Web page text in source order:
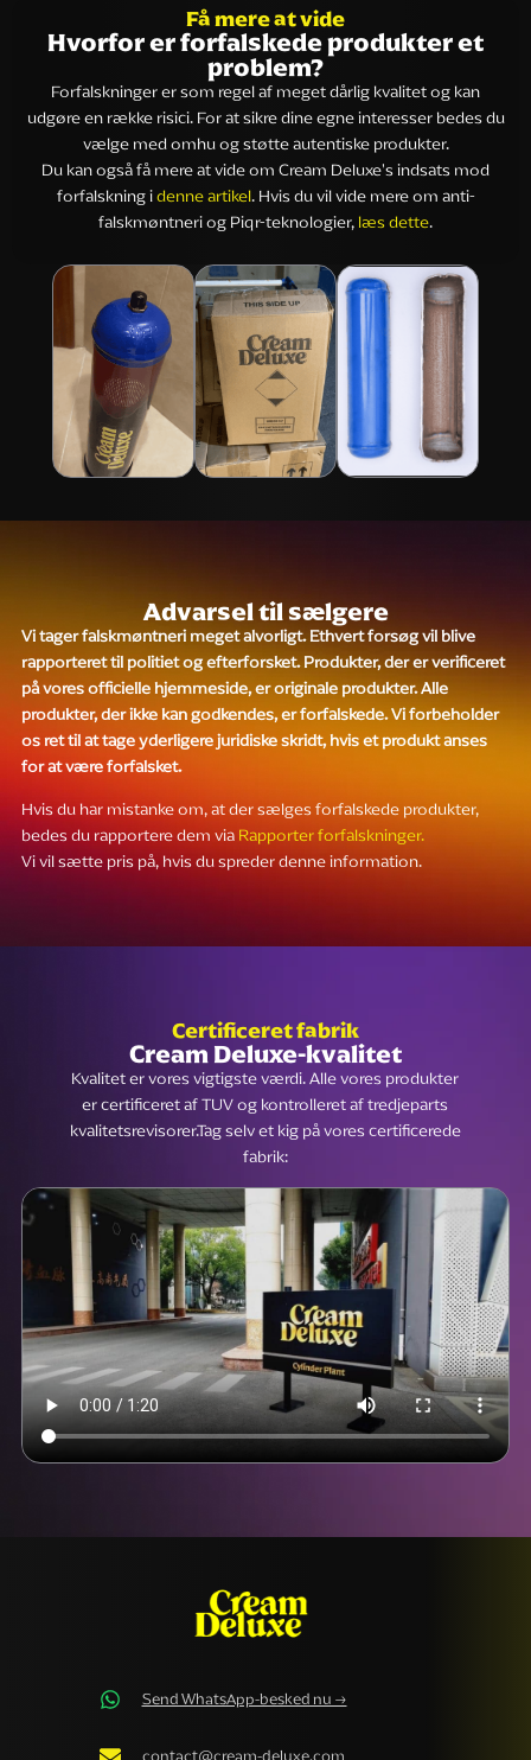
Få mere at vide
Hvorfor er forfalskede produkter et
problem?
Forfalskninger er som regel af meget dårlig kvalitet og kan
udgøre en række risici. For at sikre dine egne interesser bedes du
vælge med omhu og støtte autentiske produkter.
Du kan også få mere at vide om Cream Deluxe's indsats mod
forfalskning idenne artikel. Hvis du vil vide mere om anti-
falskmøntneri og Piqr-teknologier,læs dette.
Advarsel til sælgere
Vi tager falskmøntneri meget alvorligt. Ethvert forsøg vil blive
rapporteret til politiet og efterforsket. Produkter, der er verificeret
på vores officielle hjemmeside, er originale produkter. Alle
produkter, der ikke kan godkendes, er forfalskede. Vi forbeholder
os ret til at tage yderligere juridiske skridt, hvis et produkt anses
for at være forfalsket.
Hvis du har mistanke om, at der sælges forfalskede produkter,
bedes du rapportere dem viaRapporter forfalskninger.
Vi vil sætte pris på, hvis du spreder denne information.
Certificeret fabrik
Cream Deluxe-kvalitet
Kvalitet er vores vigtigste værdi. Alle vores produkter
er certificeret af TUV og kontrolleret af tredjeparts
kvalitetsrevisorer.Tag selv et kig på vores certificerede
fabrik:
Send WhatsApp-besked nu →